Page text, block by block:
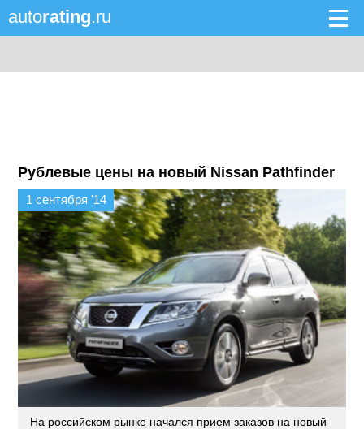
autorating.ru
Рублевые цены на новый Nissan Pathfinder
1 сентября '14
На российском рынке начался прием заказов на новый